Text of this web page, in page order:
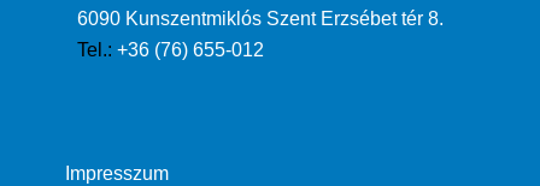
6090 Kunszentmiklós Szent Erzsébet tér 8.
Tel.: +36 (76) 655-012
Impresszum